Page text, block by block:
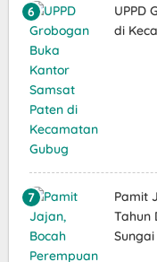
UPPD
di
Pamit
Tahun